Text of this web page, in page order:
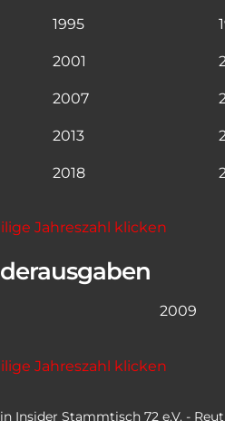
1995
2001
2007
2013
2018
Jahreszahl klicken
2009
Jahreszahl klicken
Insider Stammtisch 72 e.V. -